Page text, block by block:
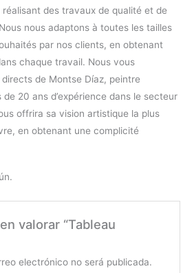
des travaux de qualité et de
nous adaptons à toutes les tailles
par nos clients, en obtenant
chaque travail. Nous vous
de Montse Díaz, peintre
20 ans d’expérience dans le secteur
offrira sa vision artistique la plus
en obtenant une complicité
valorar “Tableau
electrónico no será publicada.